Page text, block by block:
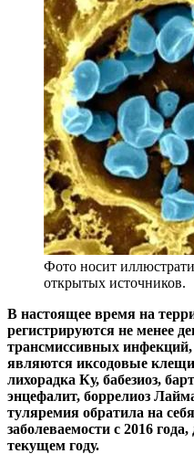
Фото носит
открытых источников.
В настоящее время на
регистрируются не менее
трансмиссивных
являются иксодовые
лихорадка Ку, бабезиоз,
энцефалит, боррелиоз
туляремия обратила на
заболеваемости с 2016
текущем году.